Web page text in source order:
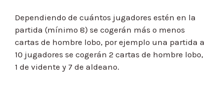
Dependiendo de cuántos jugadores estén en la
partida (mínimo 8) se cogerán más o menos
cartas de hombre lobo, por ejemplo una partida a
10 jugadores se cogerán 2 cartas de hombre lobo,
1 de vidente y 7 de aldeano.